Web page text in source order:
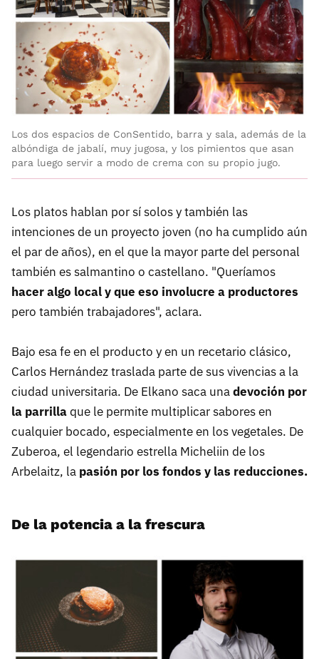
Los dos espacios de ConSentido, barra y sala, además de la
albóndiga de jabalí, muy jugosa, y los pimientos que asan
para luego servir a modo de crema con su propio jugo.
Los platos hablan por sí solos y también las
intenciones de un proyecto joven (no ha cumplido aún
el par de años), en el que la mayor parte del personal
también es salmantino o castellano. "Queríamos
hacer algo local y que eso involucre a productores
pero también trabajadores", aclara.
Bajo esa fe en el producto y en un recetario clásico,
Carlos Hernández traslada parte de sus vivencias a la
ciudad universitaria. De Elkano saca unadevoción por
la parrillaque le permite multiplicar sabores en
cualquier bocado, especialmente en los vegetales. De
Zuberoa, el legendario estrella Micheliin de los
Arbelaitz, la pasión por los fondos y las reducciones.
De la potencia a la frescura